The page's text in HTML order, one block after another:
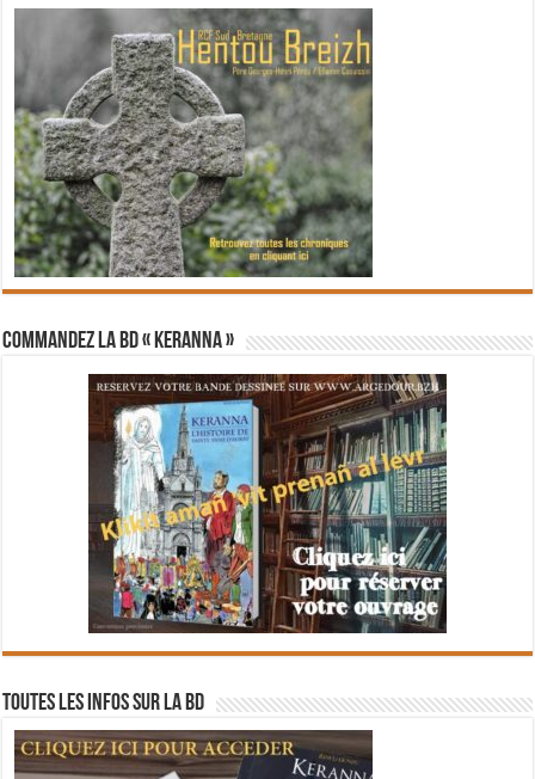
Commandez la BD « Keranna »
Toutes les infos sur la BD